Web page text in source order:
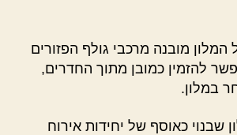
מובנה מרכבי גולף הפזורים
להזמין כמובן מתוך החדרים,
במלון.
שבנוי כאוסף של יחידות אירוח